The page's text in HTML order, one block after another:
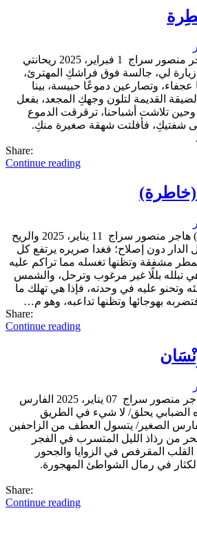
رثاء الريحانة العَطِرة هاجر منصور سراج 1 فبراير، 2025 ريحانتي
زيارة لي، جالسة فوق فراشكِ المهترئ،
وتصارعين دموعًا حبيسة، بينا
القديمة لتلون وجهكِ المجعد، بفعل
وحين تلاشت أشباحنا، ترقرقت الدموع
شفتيكِ، فأفلتت شهقة صغيرة منكِ.
Share:
Continue reading
في مهب الرماد (خاطرة) هاجر منصور سراج 11 يناير، 2025 والريح
دون إصلاح؛ فغدا صريره يرتفع كل
مشفقة وتظنها تغسله مما تراكم عليه
هي تبلله بللًا غير مرغوب وترحل، والشمس
وتحنو عليه في وحدته، فإذا هي تهلك ما
بهوجائها وتظنها تداعبه، وهو م…
Share:
Continue reading
أُغْنِيَّةُ فِي جَوْفِ إِنْسَان هاجر منصور سراج 07 يناير، 2025 الفارس
الضبابي يحلق/ لا شيء في الطريق
الصغير/ يتسول العطف من الزاحفين
من رذاذ الليل المتسرب في الفجر
المقرفص في الزوايا والجحور
في رمال الشواطئ المهجورة.
Share:
Continue reading